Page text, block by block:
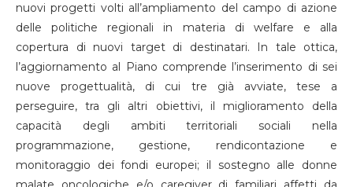
nuovi progetti volti all’ampliamento del campo di azione
delle politiche regionali in materia di welfare e alla
copertura di nuovi target di destinatari. In tale ottica,
l’aggiornamento al Piano comprende l’inserimento di sei
nuove progettualità, di cui tre già avviate, tese a
perseguire, tra gli altri obiettivi, il miglioramento della
capacità degli ambiti territoriali sociali nella
programmazione, gestione, rendicontazione e
monitoraggio dei fondi europei; il sostegno alle donne